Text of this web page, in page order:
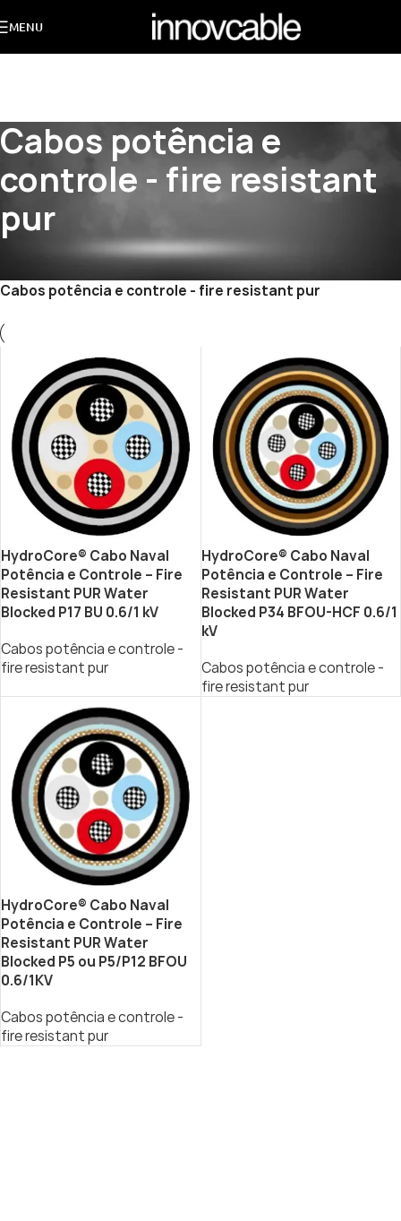
MENU
Cabos potência e
controle - fire resistant
pur
PRODUTOS/
CABOS NAVAIS HYDROCORE® (NEK-606 / POLIURETANO)
Cabos potência e controle - fire resistant pur
HydroCore® Cabo Naval
Potência e Controle – Fire
Resistant PUR Water
Blocked P17 BU 0.6/1 kV
Cabos potência e controle -
fire resistant pur
HydroCore® Cabo Naval
Potência e Controle – Fire
Resistant PUR Water
Blocked P34 BFOU-HCF 0.6/1
kV
Cabos potência e controle -
fire resistant pur
HydroCore® Cabo Naval
Potência e Controle – Fire
Resistant PUR Water
Blocked P5 ou P5/P12 BFOU
0.6/1KV
Cabos potência e controle -
fire resistant pur